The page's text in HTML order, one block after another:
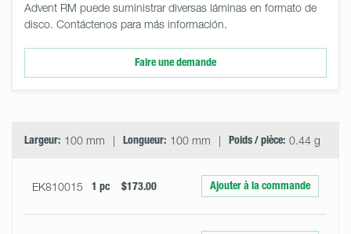
Advent RM puede suministrar diversas láminas en formato de
disco. Contáctenos para más información.
Faire une demande
Largeur: 100 mm Longueur: 100 mm Poids / pièce: 0.44 g
EK810015 1 pc $173.00 Ajouter à la commande